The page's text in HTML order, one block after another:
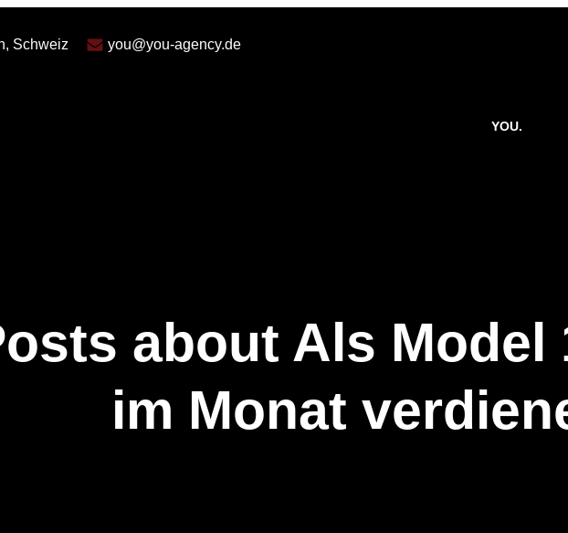
Schweiz you@you-agency.de
YOU.
about Als Model
im Monat